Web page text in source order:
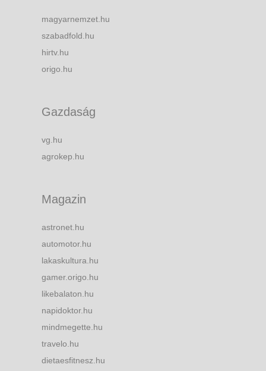
magyarnemzet.hu
szabadfold.hu
hirtv.hu
origo.hu
Gazdaság
vg.hu
agrokep.hu
Magazin
astronet.hu
automotor.hu
lakaskultura.hu
gamer.origo.hu
likebalaton.hu
napidoktor.hu
mindmegette.hu
travelo.hu
dietaesfitnesz.hu